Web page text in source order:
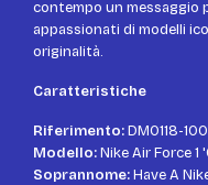
contempo un messaggio
appassionati di modelli
originalità.
Caratteristiche
Riferimento:DM0118-100
Modello:Nike Air Force 1
Soprannome:Have A